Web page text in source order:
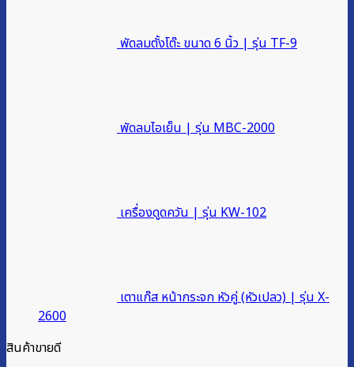
พัดลมตั้งโต๊ะ ขนาด 6 นิ้ว | รุ่น TF-9
พัดลมไอเย็น | รุ่น MBC-2000
เครื่องดูดควัน | รุ่น KW-102
เตาแก๊ส หน้ากระจก หัวคู่ (หัวเปลว) | รุ่น X-
2600
สินค้าขายดี